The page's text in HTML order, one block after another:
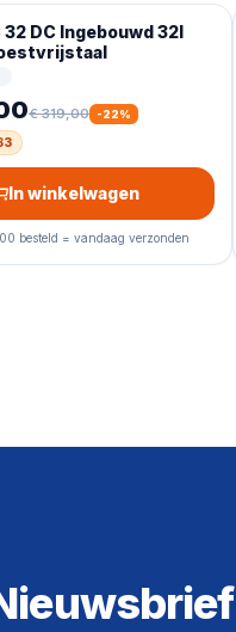
32 DC Ingebouwd 32l
€ 319,00 -22%
In winkelwagen
besteld = vandaag verzonden